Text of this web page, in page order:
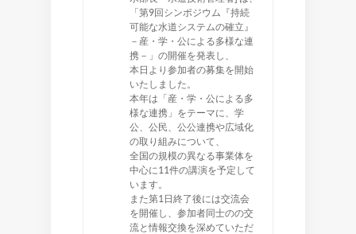
「第9回シンポジウム『持続
可能な水道システムの確立』
－産・学・公による多様な連
携－」の開催を発表し、
本日より参加者の募集を開始
いたしました。
本年は「産・学・公による多
様な連携」をテーマに、学
公、公民、公公連携や広域化
の取り組みについて、
全国の規模の異なる事業体を
中心に11件の講演を予定して
います。
また第1日終了後には交流会
を開催し、参加者同士のの交
流と情報交換を深めていただ